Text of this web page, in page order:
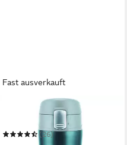
Fast ausverkauft
Thermobecher Collection
(26)